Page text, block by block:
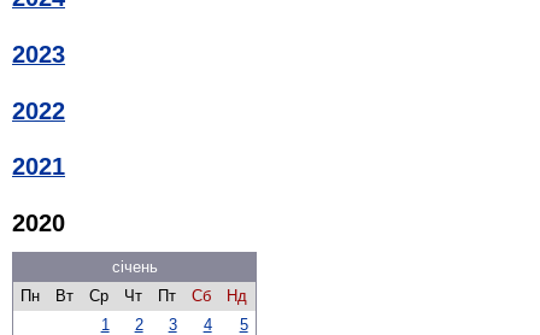
2023
2022
2021
2020
січень
Пн
Вт Ср Чт Пт Сб
Нд
1
2 3 4
5